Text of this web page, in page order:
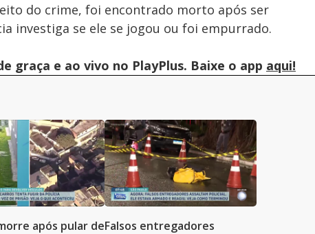
do crime, foi encontrado morto após ser
investiga se ele se jogou ou foi empurrado.
graça e ao vivo no PlayPlus. Baixe o app aqui!
após pular deFalsos entregadores